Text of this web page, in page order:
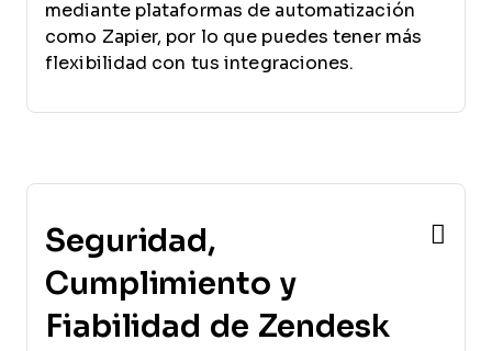
mediante plataformas de automatización
como Zapier, por lo que puedes tener más
flexibilidad con tus integraciones.
Seguridad,
Cumplimiento y
Fiabilidad de Zendesk